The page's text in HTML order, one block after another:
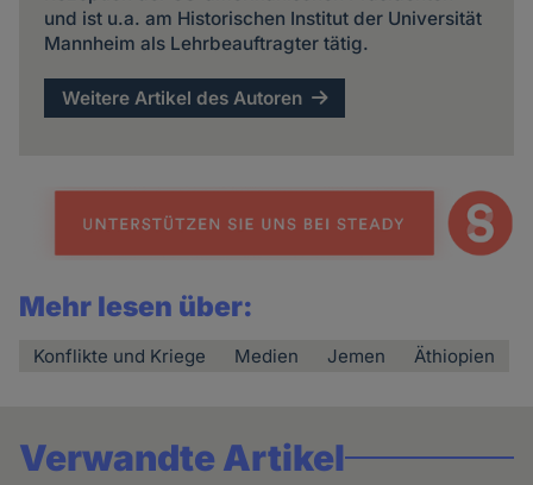
und ist u.a. am Historischen Institut der Universität
Mannheim als Lehrbeauftragter tätig.
Weitere Artikel des Autoren
Mehr lesen über:
Konflikte und Kriege Medien Jemen Äthiopien
Verwandte Artikel